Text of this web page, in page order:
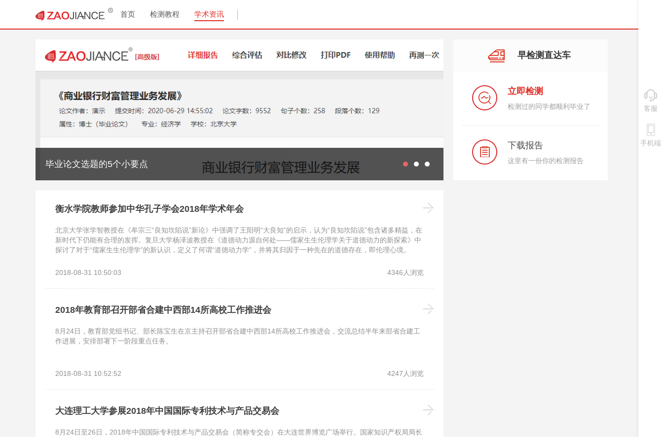
首页 检测教程 学术资讯
毕业论文选题的5个小要点
衡水学院教师参加中华孔子学会2018年学术年会
北京大学张学智教授在《牟宗三“良知坎陷说”新论》中强调了王阳明“大良知”的启示，认为“良知坎陷说”包含诸多精益，在
新时代下仍能有合理的发挥。复旦大学杨泽波教授在《道德动力源自何处——儒家生生伦理学关于道德动力的新探索》中
探讨了对于“儒家生生伦理学”的新认识，定义了何谓“道德动力学”，并将其归因于一种先在的道德存在，即伦理心境。
2018-08-31 10:50:03 4346人浏览
2018年教育部召开部省合建中西部14所高校工作推进会
8月24日，教育部党组书记、部长陈宝生在京主持召开部省合建中西部14所高校工作推进会，交流总结半年来部省合建工
作进展，安排部署下一阶段重点任务。
2018-08-31 10:52:52 4247人浏览
大连理工大学参展2018年中国国际专利技术与产品交易会
8月24日至26日，2018年中国国际专利技术与产品交易会（简称专交会）在大连世界博览广场举行。国家知识产权局局长
早检测直达车
立即检测
检测过的同学都顺利毕业了
下载报告
这里有一份你的检测报告
客服
手机端